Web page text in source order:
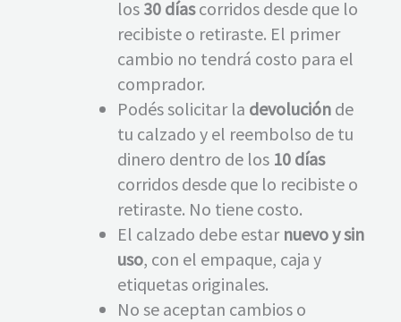
los 30 díascorridos desde que lo
recibiste o retiraste. El primer
cambio no tendrá costo para el
comprador.
Podés solicitar la devolución de
tu calzado y el reembolso de tu
dinero dentro de los 10 días
corridos desde que lo recibiste o
retiraste. No tiene costo.
El calzado debe estar nuevo y sin
uso, con el empaque, caja y
etiquetas originales.
No se aceptan cambios o